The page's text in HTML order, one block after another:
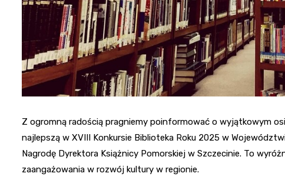
Z ogromną radością pragniemy poinformować o wyjątkowym
najlepszą w XVIII Konkursie Biblioteka Roku 2025 w
Nagrodę Dyrektora Książnicy Pomorskiej w Szczecinie. To
zaangażowania w rozwój kultury w regionie.